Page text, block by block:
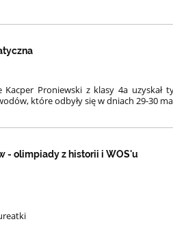
Proniewski z klasy 4a uzyskał
które odbyły się w dniach 29-30
- olimpiady z historii i WOS'u